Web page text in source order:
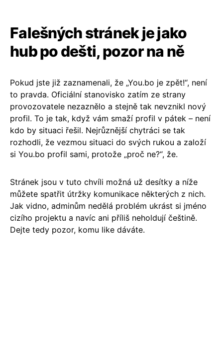
Falešných stránek je jako
hub po dešti, pozor na ně
Pokud jste již zaznamenali, že „You.bo je zpět!“, není
to pravda. Oficiální stanovisko zatím ze strany
provozovatele nezaznělo a stejně tak nevznikl nový
profil. To je tak, když vám smaží profil v pátek – není
kdo by situaci řešil. Nejrůznější chytráci se tak
rozhodli, že vezmou situaci do svých rukou a založí
si You.bo profil sami, protože „proč ne?“, že.
Stránek jsou v tuto chvíli možná už desítky a níže
můžete spatřit útržky komunikace některých z nich.
Jak vidno, adminům nedělá problém ukrást si jméno
cizího projektu a navíc ani příliš neholdují češtině.
Dejte tedy pozor, komu like dáváte.